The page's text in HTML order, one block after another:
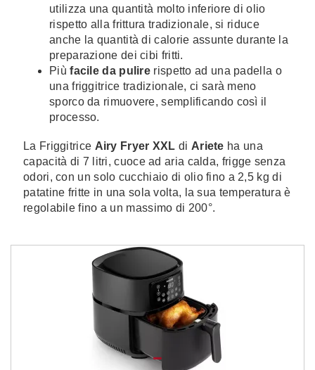
utilizza una quantità molto inferiore di olio
rispetto alla frittura tradizionale, si riduce
anche la quantità di calorie assunte durante la
preparazione dei cibi fritti.
Più facile da pulire rispetto ad una padella o
una friggitrice tradizionale, ci sarà meno
sporco da rimuovere, semplificando così il
processo.
La Friggitrice Airy Fryer XXL di Ariete ha una
capacità di 7 litri, cuoce ad aria calda, frigge senza
odori, con un solo cucchiaio di olio fino a 2,5 kg di
patatine fritte in una sola volta, la sua temperatura è
regolabile fino a un massimo di 200°.